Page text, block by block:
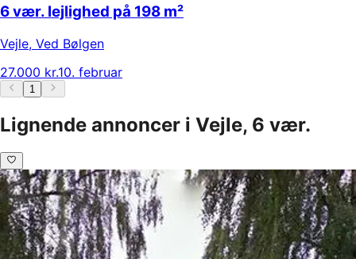
6 vær. lejlighed på 198 m²
Vejle, Ved Bølgen
27.000 kr.10. februar
1
Lignende annoncer i Vejle, 6 vær.